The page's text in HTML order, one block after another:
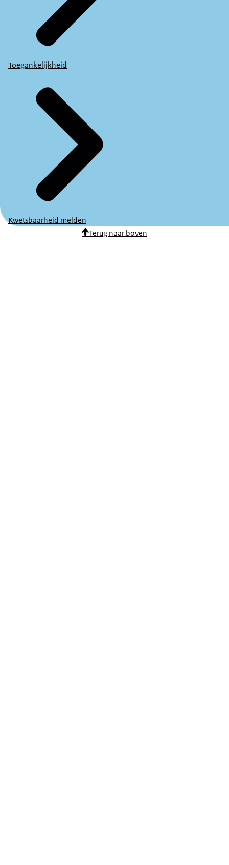
Toegankelijkheid
Kwetsbaarheid melden
Terug naar boven